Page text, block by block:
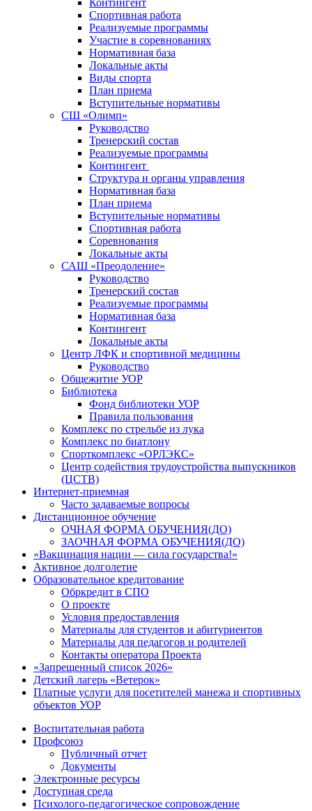
Контингент
Спортивная работа
Реализуемые программы
Участие в соревнованиях
Нормативная база
Локальные акты
Виды спорта
План приема
Вступительные нормативы
СШ «Олимп»
Руководство
Тренерский состав
Реализуемые программы
Контингент
Структура и органы управления
Нормативная база
План приема
Вступительные нормативы
Спортивная работа
Соревнования
Локальные акты
САШ «Преодоление»
Руководство
Тренерский состав
Реализуемые программы
Нормативная база
Контингент
Локальные акты
Центр ЛФК и спортивной медицины
Руководство
Общежитие УОР
Библиотека
Фонд библиотеки УОР
Правила пользования
Комплекс по стрельбе из лука
Комплекс по биатлону
Спорткомплекс «ОРЛЭКС»
Центр содействия трудоустройства выпускников
(ЦСТВ)
Интернет-приемная
Часто задаваемые вопросы
Дистанционное обучение
ОЧНАЯ ФОРМА ОБУЧЕНИЯ(ДО)
ЗАОЧНАЯ ФОРМА ОБУЧЕНИЯ(ДО)
«Вакцинация нации — сила государства!»
Активное долголетие
Образовательное кредитование
Обркредит в СПО
О проекте
Условия предоставления
Материалы для студентов и абитуриентов
Материалы для педагогов и родителей
Контакты оператора Проекта
«Запрещенный список 2026»
Детский лагерь «Ветерок»
Платные услуги для посетителей манежа и спортивных
объектов УОР
Воспитательная работа
Профсоюз
Публичный отчет
Документы
Электронные ресурсы
Доступная среда
Психолого-педагогическое сопровождение